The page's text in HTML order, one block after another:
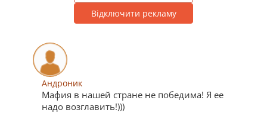
Відключити рекламу
Андроник
Мафия в нашей стране не победима! Я ее
надо возглавить!)))